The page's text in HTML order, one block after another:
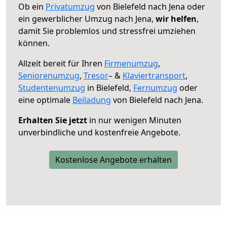
Ob ein Privatumzug von Bielefeld nach Jena oder
ein gewerblicher Umzug nach Jena, wir helfen,
damit Sie problemlos und stressfrei umziehen
können.
Allzeit bereit für Ihren Firmenumzug,
Seniorenumzug, Tresor– & Klaviertransport,
Studentenumzug in Bielefeld, Fernumzug oder
eine optimale Beiladung von Bielefeld nach Jena.
Erhalten Sie jetzt in nur wenigen Minuten
unverbindliche und kostenfreie Angebote.
Kostenlose Angebote erhalten